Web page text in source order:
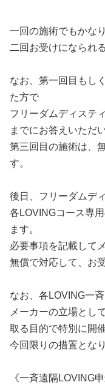
一回の施術でもかな
二回お受けになられ
なお、第一回目もし
た方で
フリーダムディステ
までにお答えいただ
第三回目の施術は、
す。
後日、フリーダムデ
各LOVINGコース専
ます。
必要事項を記載して
無償で対応して、お
なお、各LOVING一
メーカーの立場とし
取る目的で特別に開
今回限りの措置とな
《一斉遠隔LOVING